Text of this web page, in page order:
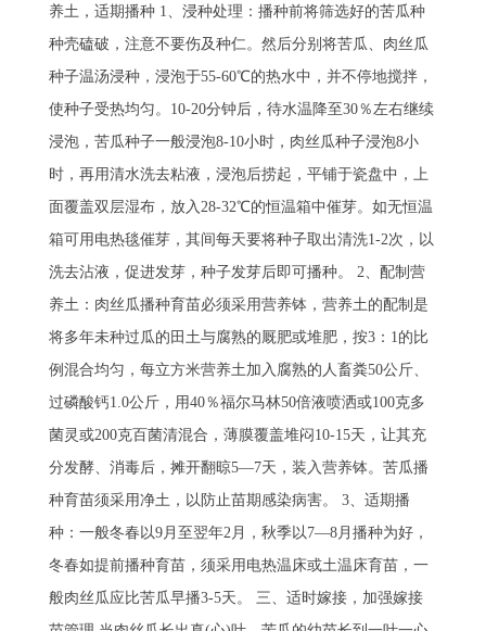
养土，适期播种 1、浸种处理：播种前将筛选好的苦瓜种
种壳磕破，注意不要伤及种仁。然后分别将苦瓜、肉丝瓜
种子温汤浸种，浸泡于55-60℃的热水中，并不停地搅拌，
使种子受热均匀。10-20分钟后，待水温降至30％左右继续
浸泡，苦瓜种子一般浸泡8-10小时，肉丝瓜种子浸泡8小
时，再用清水洗去粘液，浸泡后捞起，平铺于瓷盘中，上
面覆盖双层湿布，放入28-32℃的恒温箱中催芽。如无恒温
箱可用电热毯催芽，其间每天要将种子取出清洗1-2次，以
洗去沾液，促进发芽，种子发芽后即可播种。 2、配制营
养土：肉丝瓜播种育苗必须采用营养钵，营养土的配制是
将多年未种过瓜的田土与腐熟的厩肥或堆肥，按3：1的比
例混合均匀，每立方米营养土加入腐熟的人畜粪50公斤、
过磷酸钙1.0公斤，用40％福尔马林50倍液喷洒或100克多
菌灵或200克百菌清混合，薄膜覆盖堆闷10-15天，让其充
分发酵、消毒后，摊开翻晾5—7天，装入营养钵。苦瓜播
种育苗须采用净土，以防止苗期感染病害。 3、适期播
种：一般冬春以9月至翌年2月，秋季以7—8月播种为好，
冬春如提前播种育苗，须采用电热温床或土温床育苗，一
般肉丝瓜应比苦瓜早播3-5天。 三、适时嫁接，加强嫁接